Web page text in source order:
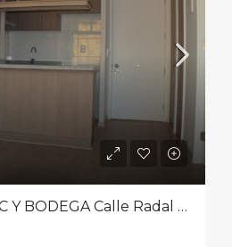
DEPTO 2D1B ESTC Y BODEGA Calle Radal 102, a pasos de Metro Ecuador